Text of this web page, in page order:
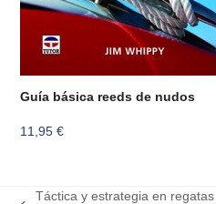
Guía básica reeds de nudos
11,95€
Táctica y estrategia en regatas